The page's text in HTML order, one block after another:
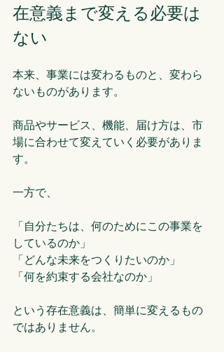
在意義まで変える必要は
ない
本来、事業には変わるものと、変わら
ないものがあります。
商品やサービス、機能、届け方は、市
場に合わせて変えていく必要がありま
す。
一方で、
「自分たちは、何のためにこの事業を
しているのか」
「どんな未来をつくりたいのか」
「何を約束する会社なのか」
という存在意義は、簡単に変えるもの
ではありません。